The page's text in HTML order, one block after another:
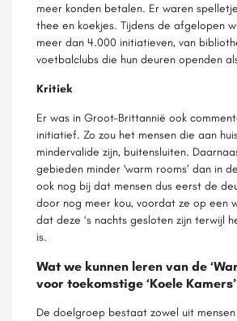
meer konden betalen. Er waren
thee en koekjes. Tijdens de afgelopen
meer dan 4.000 initiatieven, van
voetbalclubs die hun deuren openden
Kritiek
Er was in Groot-Brittannië ook
initiatief. Zo zou het mensen die aan
mindervalide zijn, buitensluiten.
gebieden minder 'warm rooms’ dan in
ook nog bij dat mensen dus eerst de
door nog meer kou, voordat ze op een
dat deze ‘s nachts gesloten zijn terwijl
is.
Wat we kunnen leren van de
voor toekomstige ‘Koele
De doelgroep bestaat zowel uit